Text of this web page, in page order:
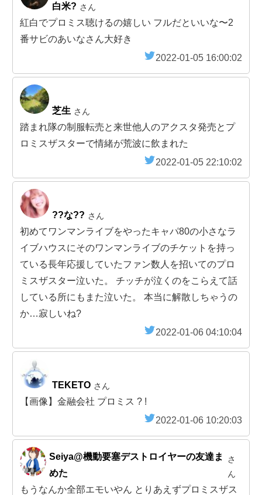
白米? さん
紅白でプロミス聴けるの嬉しい フルだといいな〜2
番サビのあいなさん大好き
2022-01-05 16:00:02
芝生 さん
踏まれ隊の制服転売と来世他人のアクスタ発売とプ
ロミスザスターで情緒が荒波に飲まれた
2022-01-05 22:10:02
??な?? さん
初めてワンマンライブをやったキャパ80の小さなラ
イブハウスにそのワンマンライブのチケットを持っ
ている長年応援していたファン数人を招いてのプロ
ミスザスター泣いた。 チッチが泣くのをこらえて話
している所にもまた泣いた。 本当に解散しちゃうの
か…寂しいね?
2022-01-06 04:10:04
TEKETO さん
【画像】金融会社 プロミス ? !
2022-01-06 10:20:03
Seiya@機動要塞デストロイヤーの友達ま
めた
さ
ん
もうなんか全部エモいやん とりあえずプロミスザス